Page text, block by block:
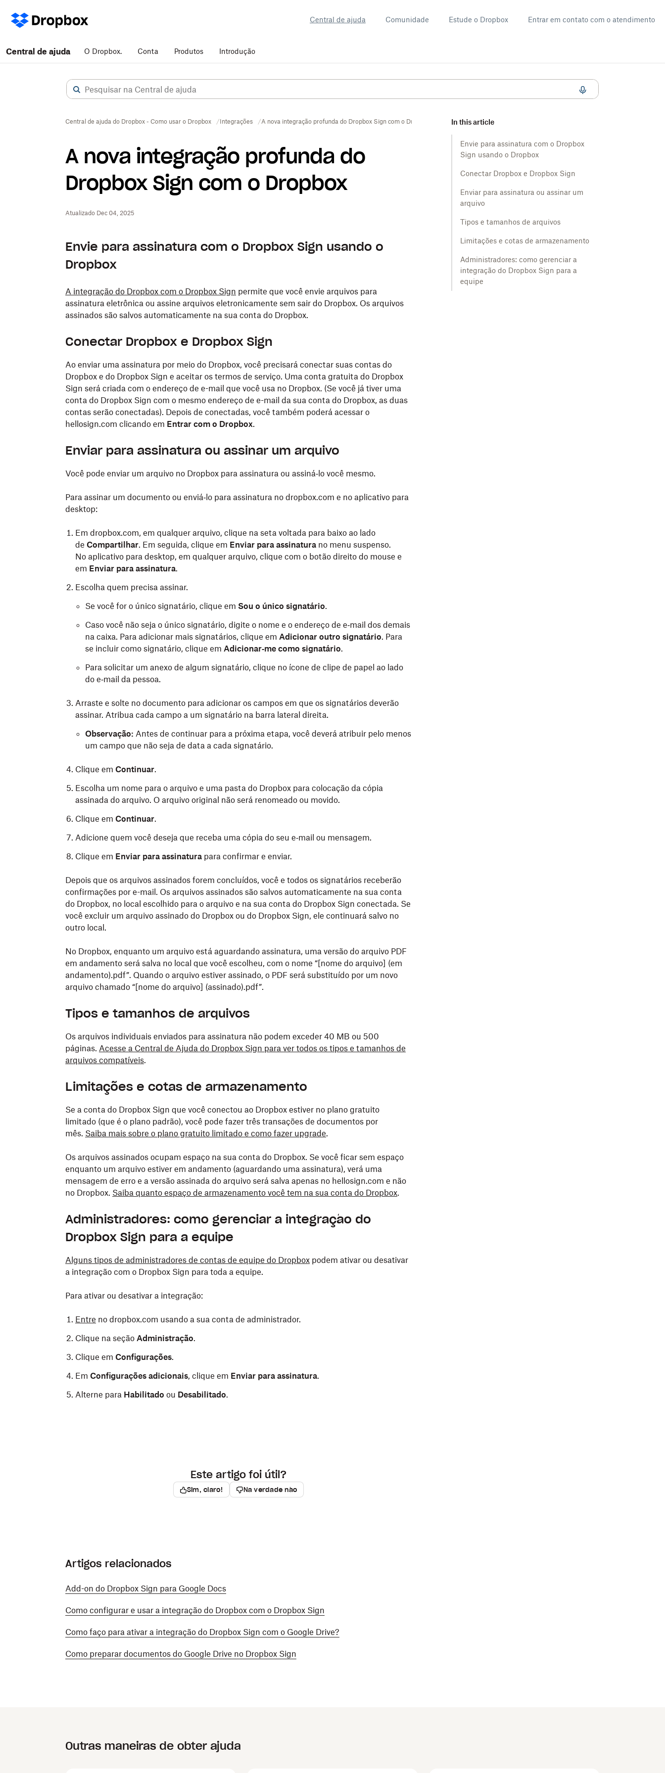
Central de ajuda Comunidade Estude o Dropbox Entrar em contato com o atendimento
Central de ajuda O Dropbox. Conta Produtos Introdução
Central de ajuda do Dropbox - Como usar o Dropbox Integrações A nova integração profunda do Dropbox Sign com o Dropbox
A nova integração profunda do
Dropbox Sign com o Dropbox
Atualizado Dec 04, 2025
In this article
Envie para assinatura com o Dropbox
Sign usando o Dropbox
Conectar Dropbox e Dropbox Sign
Enviar para assinatura ou assinar um
arquivo
Tipos e tamanhos de arquivos
Limitações e cotas de armazenamento
Administradores: como gerenciar a
integração do Dropbox Sign para a
equipe
Envie para assinatura com o Dropbox Sign usando o
Dropbox
A integração do Dropbox com o Dropbox Sign permite que você envie arquivos para
assinatura eletrônica ou assine arquivos eletronicamente sem sair do Dropbox. Os arquivos
assinados são salvos automaticamente na sua conta do Dropbox.
Conectar Dropbox e Dropbox Sign
Ao enviar uma assinatura por meio do Dropbox, você precisará conectar suas contas do
Dropbox e do Dropbox Sign e aceitar os termos de serviço. Uma conta gratuita do Dropbox
Sign será criada com o endereço de e-mail que você usa no Dropbox. (Se você já tiver uma
conta do Dropbox Sign com o mesmo endereço de e-mail da sua conta do Dropbox, as duas
contas serão conectadas). Depois de conectadas, você também poderá acessar o
hellosign.com clicando em Entrar com o Dropbox.
Enviar para assinatura ou assinar um arquivo
Você pode enviar um arquivo no Dropbox para assinatura ou assiná‑lo você mesmo.
Para assinar um documento ou enviá‑lo para assinatura no dropbox.com e no aplicativo para
desktop:
Em dropbox.com, em qualquer arquivo, clique na seta voltada para baixo ao lado
de Compartilhar. Em seguida, clique em Enviar para assinatura no menu suspenso.
No aplicativo para desktop, em qualquer arquivo, clique com o botão direito do mouse e
em Enviar para assinatura.
Escolha quem precisa assinar.
Se você for o único signatário, clique em Sou o único signatário.
Caso você não seja o único signatário, digite o nome e o endereço de e‑mail dos demais
na caixa. Para adicionar mais signatários, clique em Adicionar outro signatário. Para
se incluir como signatário, clique em Adicionar‑me como signatário.
Para solicitar um anexo de algum signatário, clique no ícone de clipe de papel ao lado
do e‑mail da pessoa.
Arraste e solte no documento para adicionar os campos em que os signatários deverão
assinar. Atribua cada campo a um signatário na barra lateral direita.
Observação: Antes de continuar para a próxima etapa, você deverá atribuir pelo menos
um campo que não seja de data a cada signatário.
Clique em Continuar.
Escolha um nome para o arquivo e uma pasta do Dropbox para colocação da cópia
assinada do arquivo. O arquivo original não será renomeado ou movido.
Clique em Continuar.
Adicione quem você deseja que receba uma cópia do seu e‑mail ou mensagem.
Clique em Enviar para assinatura para confirmar e enviar.
Depois que os arquivos assinados forem concluídos, você e todos os signatários receberão
confirmações por e-mail. Os arquivos assinados são salvos automaticamente na sua conta
do Dropbox, no local escolhido para o arquivo e na sua conta do Dropbox Sign conectada. Se
você excluir um arquivo assinado do Dropbox ou do Dropbox Sign, ele continuará salvo no
outro local.
No Dropbox, enquanto um arquivo está aguardando assinatura, uma versão do arquivo PDF
em andamento será salva no local que você escolheu, com o nome “[nome do arquivo] (em
andamento).pdf”. Quando o arquivo estiver assinado, o PDF será substituído por um novo
arquivo chamado “[nome do arquivo] (assinado).pdf”.
Tipos e tamanhos de arquivos
Os arquivos individuais enviados para assinatura não podem exceder 40 MB ou 500
páginas. Acesse a Central de Ajuda do Dropbox Sign para ver todos os tipos e tamanhos de
arquivos compatíveis.
Limitações e cotas de armazenamento
Se a conta do Dropbox Sign que você conectou ao Dropbox estiver no plano gratuito
limitado (que é o plano padrão), você pode fazer três transações de documentos por
mês. Saiba mais sobre o plano gratuito limitado e como fazer upgrade.
Os arquivos assinados ocupam espaço na sua conta do Dropbox. Se você ficar sem espaço
enquanto um arquivo estiver em andamento (aguardando uma assinatura), verá uma
mensagem de erro e a versão assinada do arquivo será salva apenas no hellosign.com e não
no Dropbox. Saiba quanto espaço de armazenamento você tem na sua conta do Dropbox.
Administradores: como gerenciar a integração do
Dropbox Sign para a equipe
Alguns tipos de administradores de contas de equipe do Dropbox podem ativar ou desativar
a integração com o Dropbox Sign para toda a equipe.
Para ativar ou desativar a integração:
Entre no dropbox.com usando a sua conta de administrador.
Clique na seção Administração.
Clique em Configurações.
Em Configurações adicionais, clique em Enviar para assinatura.
Alterne para Habilitado ou Desabilitado.
Este artigo foi útil?
Sim, claro! Na verdade não
Artigos relacionados
Add-on do Dropbox Sign para Google Docs
Como configurar e usar a integração do Dropbox com o Dropbox Sign
Como faço para ativar a integração do Dropbox Sign com o Google Drive?
Como preparar documentos do Google Drive no Dropbox Sign
Outras maneiras de obter ajuda